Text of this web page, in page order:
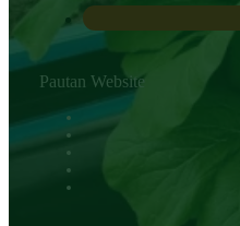
Pautan Website